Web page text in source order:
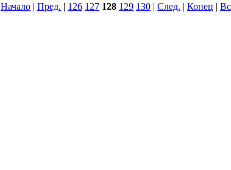
Начало | Пред. | 126 127 128 129 130 | След. | Конец |